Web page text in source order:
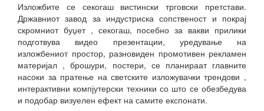
Изложбите се секогаш вистински трговски претстави.
Државниот завод за индустриска сопственост и покрај
скромниот буџет , секогаш, посебно за вакви прилики
подготвува видео презентации, уредување на
изложбениот простор, разновиден промотивен рекламен
материјал , брошури, постери, се планираат главните
насоки за пратење на светските изложувачки трендови ,
интерактивни компјутерски техники со што се обезбедува
и подобар визуелен ефект на самите експонати.